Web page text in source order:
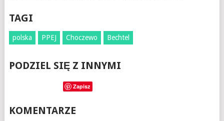
TAGI
polska PPEJ Choczewo Bechtel
PODZIEL SIĘ Z INNYMI
Zapisz
KOMENTARZE